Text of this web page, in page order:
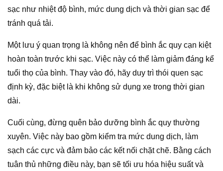
sạc như nhiệt độ bình, mức dung dịch và thời gian sạc để
tránh quá tải.
Một lưu ý quan trọng là không nên để bình ắc quy cạn kiệt
hoàn toàn trước khi sạc. Việc này có thể làm giảm đáng kể
tuổi thọ của bình. Thay vào đó, hãy duy trì thói quen sạc
định kỳ, đặc biệt là khi không sử dụng xe trong thời gian
dài.
Cuối cùng, đừng quên bảo dưỡng bình ắc quy thường
xuyên. Việc này bao gồm kiểm tra mức dung dịch, làm
sạch các cực và đảm bảo các kết nối chặt chẽ. Bằng cách
tuân thủ những điều này, bạn sẽ tối ưu hóa hiệu suất và